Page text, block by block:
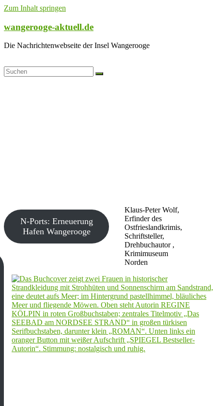
Zum Inhalt springen
wangerooge-aktuell.de
Die Nachrichtenwebseite der Insel Wangerooge
Klaus-Peter Wolf,
Erfinder des
Ostfrieslandkrimis,
Schriftsteller,
Drehbuchautor ,
Krimimuseum
Norden
N-Ports: Erneuerung
Hafen Wangerooge